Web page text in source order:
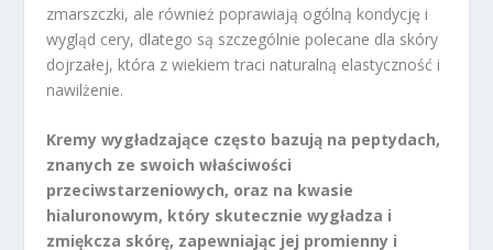
zmarszczki, ale również poprawiają ogólną kondycję i
wygląd cery, dlatego są szczególnie polecane dla skóry
dojrzałej, która z wiekiem traci naturalną elastyczność i
nawilżenie.
Kremy wygładzające często bazują na peptydach,
znanych ze swoich właściwości
przeciwstarzeniowych, oraz na kwasie
hialuronowym, który skutecznie wygładza i
zmiękcza skórę, zapewniając jej promienny i